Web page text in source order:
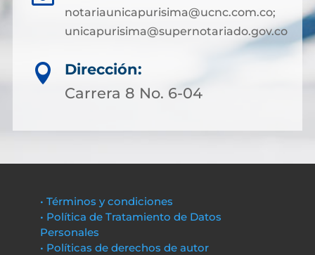
notariaunicapurisima@ucnc.com.co;
unicapurisima@supernotariado.gov.co

Dirección:
Carrera 8 No. 6-04
• Términos y condiciones
• Política de Tratamiento de Datos
Personales
• Políticas de derechos de autor